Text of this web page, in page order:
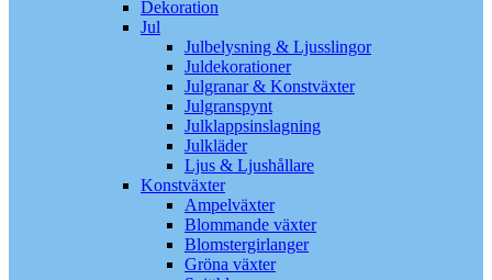
Dekoration
Jul
Julbelysning & Ljusslingor
Juldekorationer
Julgranar & Konstväxter
Julgranspynt
Julklappsinslagning
Julkläder
Ljus & Ljushållare
Konstväxter
Ampelväxter
Blommande växter
Blomstergirlanger
Gröna växter